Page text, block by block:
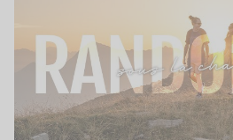
CARTA REGALO